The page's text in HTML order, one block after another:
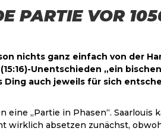
PARTIE VOR
nichts ganz einfach von der
Unentschieden „ein
auch jeweils für sich
eine „Partie in Phasen“.
wirklich absetzen zunächst,